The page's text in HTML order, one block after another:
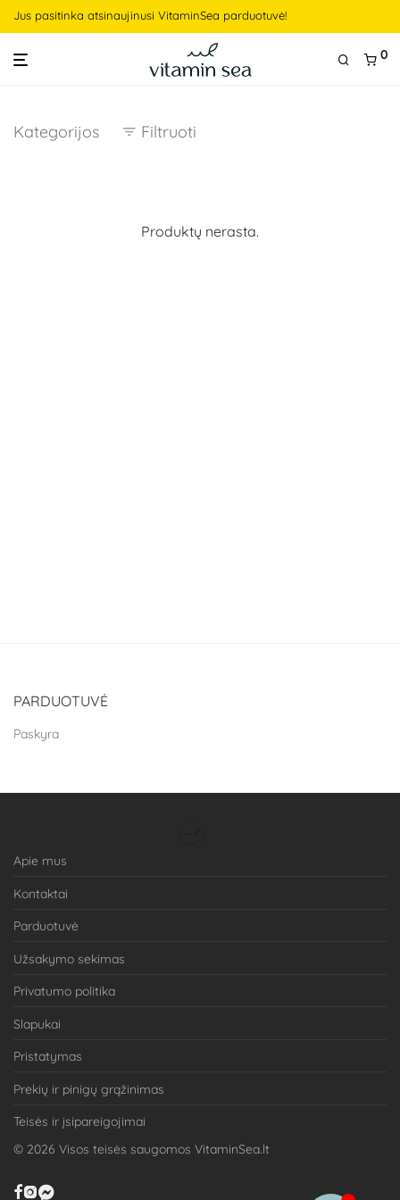
Jus pasitinka atsinaujinusi VitaminSea parduotuvė!
0
Kategorijos Filtruoti
Produktų nerasta.
PARDUOTUVĖ
Paskyra
Apie mus
Kontaktai
Parduotuvė
Užsakymo sekimas
Privatumo politika
Slapukai
Pristatymas
Prekių ir pinigų grąžinimas
Teisės ir įsipareigojimai
© 2026 Visos teisės saugomos VitaminSea.lt